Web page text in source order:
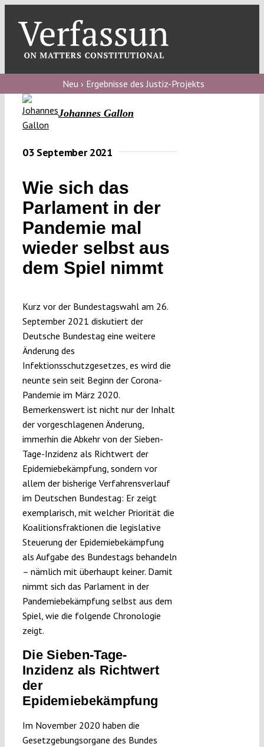
content
blog
Verfassungs
Verfassungs
Verfassungs
editorial
Submissions
Funding
Neu › Ergebnisse des Justiz-Projekts
Johannes Gallon
03 September 2021
Wie sich das
Parlament in der
Pandemie mal
wieder selbst aus
dem Spiel nimmt
Kurz vor der Bundestagswahl am 26.
September 2021 diskutiert der
Deutsche Bundestag eine weitere
Änderung des
Infektionsschutzgesetzes, es wird die
neunte sein seit Beginn der Corona-
Pandemie im März 2020.
Bemerkenswert ist nicht nur der Inhalt
der vorgeschlagenen Änderung,
immerhin die Abkehr von der Sieben-
Tage-Inzidenz als Richtwert der
Epidemiebekämpfung, sondern vor
allem der bisherige Verfahrensverlauf
im Deutschen Bundestag: Er zeigt
exemplarisch, mit welcher Priorität die
Koalitionsfraktionen die legislative
Steuerung der Epidemiebekämpfung
als Aufgabe des Bundestags behandeln
– nämlich mit überhaupt keiner. Damit
nimmt sich das Parlament in der
Pandemiebekämpfung selbst aus dem
Spiel, wie die folgende Chronologie
zeigt.
Die Sieben-Tage-
Inzidenz als Richtwert
der
Epidemiebekämpfung
Im November 2020 haben die
Gesetzgebungsorgane des Bundes